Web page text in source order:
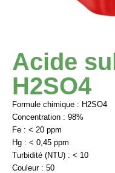
Acide
H2SO4
Formule chimique : H2SO4
Concentration : 98%
Fe : < 20 ppm
Hg : < 0,45 ppm
Turbidité (NTU) : < 10
Couleur : 50